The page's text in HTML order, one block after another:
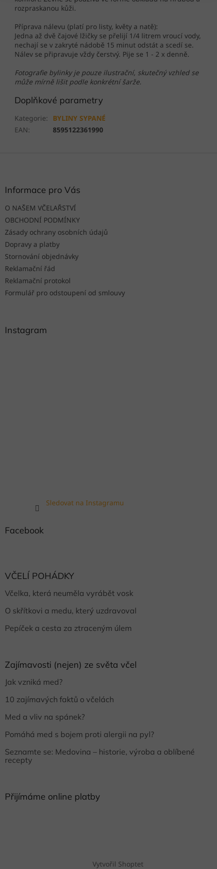
rozpraskanou kůži.
Příprava nálevu (platí pro listy, květy a natě):
Jedna až dvě čajové lžičky se přelijí 1/4 litrem vroucí vody,
nechají se v zakryté nádobě 15 minut odstát a scedí se.
Nálev se připravuje vždy čerstvý. Pije se 1 - 2 x denně.
Fotografie bylinky je pouze ilustrační, skutečný vzhled se
může mírně lišit podle konkrétní šarže.
Doplňkové parametry
Kategorie:
BYLINY SYPANÉ
EAN: 8595122361990
Informace pro Vás
O NAŠEM VČELAŘSTVÍ
OBCHODNÍ PODMÍNKY
Zásady ochrany osobních údajů
Dopravy a platby
Stornování objednávky
Reklamační řád
Reklamační protokol
Formulář pro odstoupení od smlouvy
Instagram
Sledovat na Instagramu
Facebook
VČELÍ POHÁDKY
Včelka, která neuměla vyrábět vosk
O skřítkovi a medu, který uzdravoval
Pepíček a cesta za ztraceným úlem
Zajímavosti (nejen) ze světa včel
Jak vzniká med?
10 zajímavých faktů o včelách
Med a vliv na spánek?
Pomáhá med s bojem proti alergii na pyl?
Seznamte se: Medovina – historie, výroba a oblíbené
recepty
Přijímáme online platby
Vytvořil Shoptet